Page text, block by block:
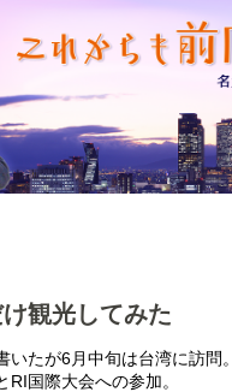
観光してみた
いたが6月中旬は台湾に訪問。
RI国際大会への参加。